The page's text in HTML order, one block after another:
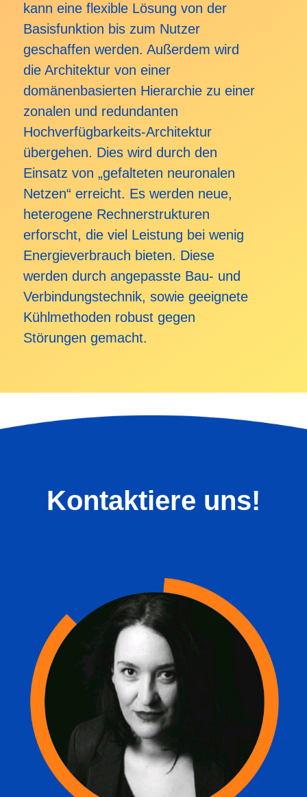
kann eine flexible Lösung von der
Basisfunktion bis zum Nutzer
geschaffen werden. Außerdem wird
die Architektur von einer
domänenbasierten Hierarchie zu einer
zonalen und redundanten
Hochverfügbarkeits-Architektur
übergehen. Dies wird durch den
Einsatz von „gefalteten neuronalen
Netzen“ erreicht. Es werden neue,
heterogene Rechnerstrukturen
erforscht, die viel Leistung bei wenig
Energieverbrauch bieten. Diese
werden durch angepasste Bau- und
Verbindungstechnik, sowie geeignete
Kühlmethoden robust gegen
Störungen gemacht.
Kontaktiere uns!